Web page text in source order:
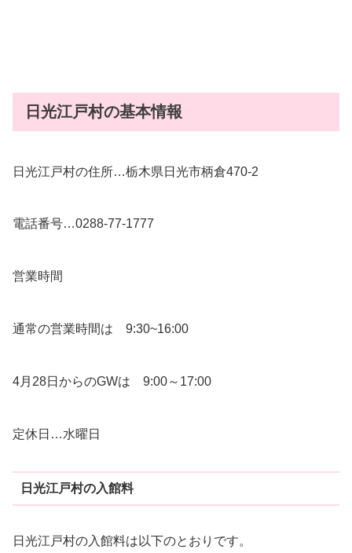
日光江戸村の基本情報
日光江戸村の住所…栃木県日光市柄倉470-2
電話番号…0288-77-1777
営業時間
通常の営業時間は 9:30~16:00
4月28日からのGWは 9:00～17:00
定休日…水曜日
日光江戸村の入館料
日光江戸村の入館料は以下のとおりです。